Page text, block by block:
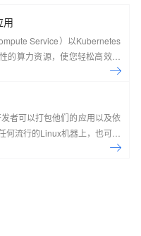
用
Service）以Kubernetes
的算力资源，使您轻松高效运
制台及ACS集群证书在ACS集
者可以打包他们的应用以及依
流行的Linux机器上，也可以
相互之间不会有任何接口。
算密度。企业利用Docker可以
在本套课程中，我们将全面的